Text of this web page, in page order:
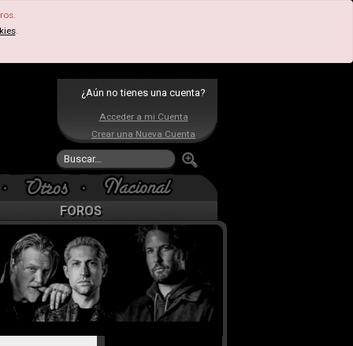
.
¿Aún no tienes una cuenta?
Acceder a mi Cuenta
Crear una Nueva Cuenta
FOROS